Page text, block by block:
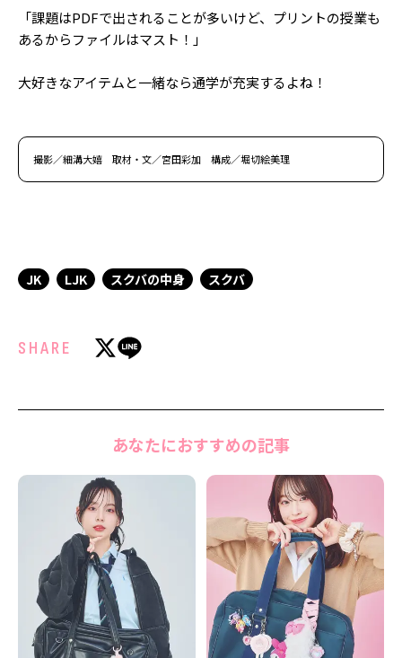
「課題はPDFで出されることが多いけど、プリントの授業も
あるからファイルはマスト！」
大好きなアイテムと一緒なら通学が充実するよね！
撮影／細溝大嬉 取材・文／宮田彩加 構成／堀切絵美理
JK LJK スクバの中身 スクバ
SHARE
あなたにおすすめの記事